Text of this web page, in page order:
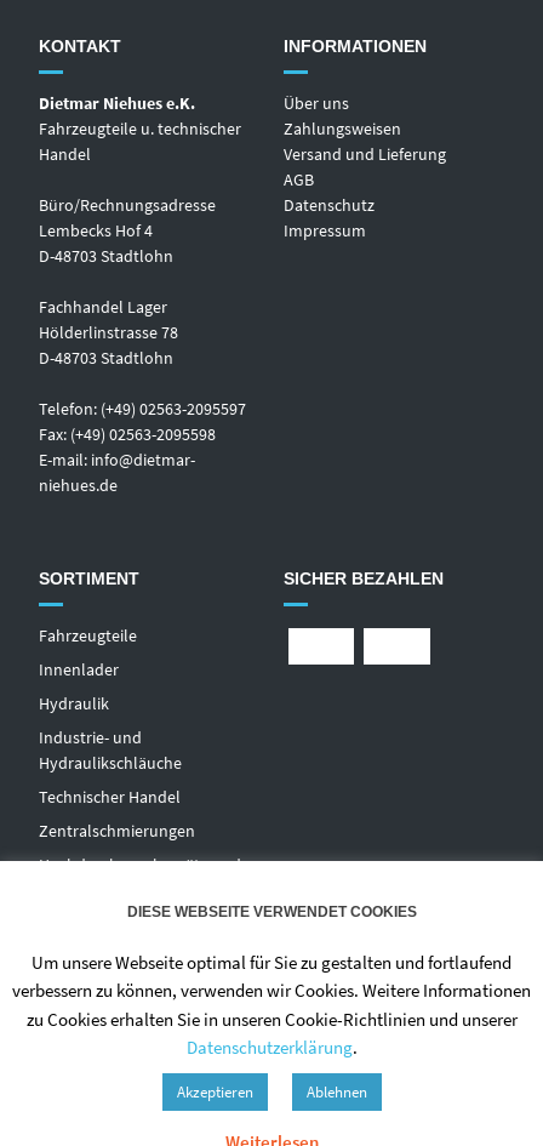
KONTAKT
Dietmar Niehues e.K.
Fahrzeugteile u. technischer
Handel
Büro/Rechnungsadresse
Lembecks Hof 4
D-48703 Stadtlohn
Fachhandel Lager
Hölderlinstrasse 78
D-48703 Stadtlohn
Telefon: (+49) 02563-2095597
Fax: (+49) 02563-2095598
E-mail: info@dietmar-
niehues.de
INFORMATIONEN
Über uns
Zahlungsweisen
Versand und Lieferung
AGB
Datenschutz
Impressum
SORTIMENT
Fahrzeugteile
Innenlader
Hydraulik
Industrie- und
Hydraulikschläuche
Technischer Handel
Zentralschmierungen
Hochdruckwaschgeräte und
SICHER BEZAHLEN
© 2020 - DIETMAR NIEHUES
ALLGEMEINE GESCHÄFTSBEDINGUNGEN
DATENSCHUTZERKLÄRUNG
VERSAND & LIEFERUNG
DIESE WEBSEITE VERWENDET COOKIES
Um unsere Webseite optimal für Sie zu gestalten und fortlaufend
verbessern zu können, verwenden wir Cookies. Weitere Informationen
zu Cookies erhalten Sie in unseren Cookie-Richtlinien und unserer
Datenschutzerklärung.
Akzeptieren Ablehnen